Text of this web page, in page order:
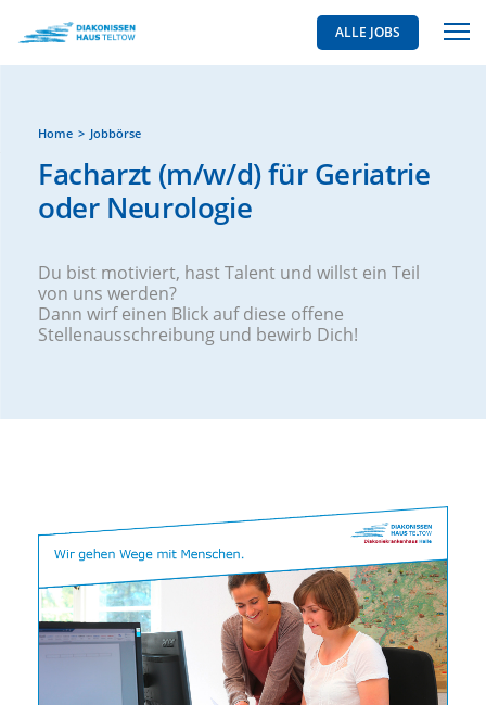
ALLE JOBS
Home Jobbörse
Facharzt (m/w/d) für Geriatrie
oder Neurologie
Du bist motiviert, hast Talent und willst ein Teil
von uns werden?
Dann wirf einen Blick auf diese offene
Stellenausschreibung und bewirb Dich!